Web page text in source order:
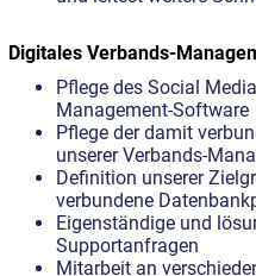
Digitales Verbands-
Pflege des Social
Management-Software
Pflege der damit
unserer Verbands-
Definition unserer
verbundene
Eigenständige und
Supportanfragen
Mitarbeit an